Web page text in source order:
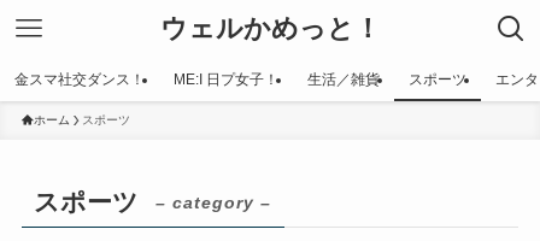
ウェルかめっと！
金スマ社交ダンス！ ME:I 日プ女子！ 生活／雑貨 スポーツ エン
ホーム スポーツ
スポーツ – category –